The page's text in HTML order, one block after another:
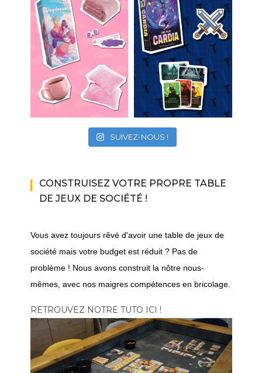
SUIVEZ-NOUS !
CONSTRUISEZ VOTRE PROPRE TABLE
DE JEUX DE SOCIÉTÉ !
Vous avez toujours rêvé d'avoir une table de jeux de
société mais votre budget est réduit ? Pas de
problème ! Nous avons construit la nôtre nous-
mêmes, avec nos maigres compétences en bricolage.
RETROUVEZ NOTRE TUTO ICI !